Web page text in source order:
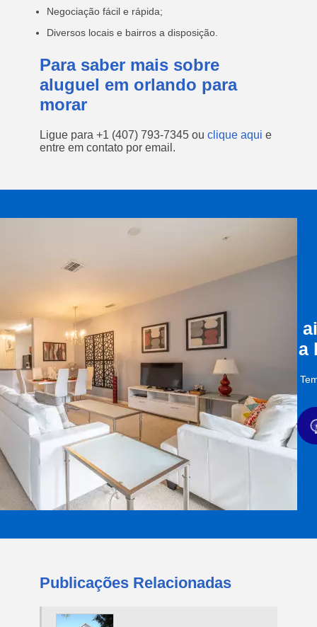
Negociação fácil e rápida;
Diversos locais e bairros a disposição.
Para saber mais sobre
aluguel em orlando para
morar
Ligue para +1 (407) 793-7345 ou clique aqui e
entre em contato por email.
a
Publicações Relacionadas